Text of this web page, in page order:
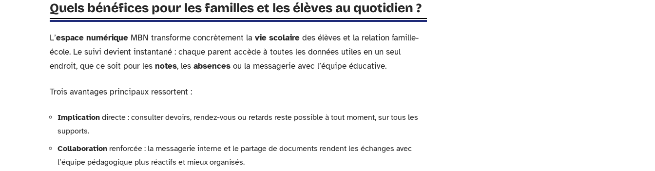
Quels bénéfices pour les familles et les élèves au quotidien ?
L’espace numérique MBN transforme concrètement la vie scolaire des élèves et la relation famille-
école. Le suivi devient instantané : chaque parent accède à toutes les données utiles en un seul
endroit, que ce soit pour les notes, les absences ou la messagerie avec l’équipe éducative.
Trois avantages principaux ressortent :
Implication directe : consulter devoirs, rendez-vous ou retards reste possible à tout moment, sur tous les
supports.
Collaboration renforcée : la messagerie interne et le partage de documents rendent les échanges avec
l’équipe pédagogique plus réactifs et mieux organisés.